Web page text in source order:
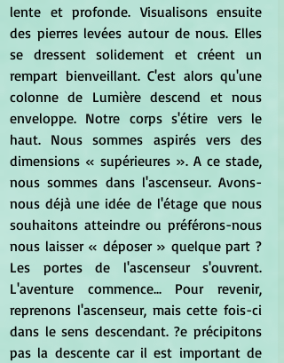
lente et profonde. Visualisons ensuite
des pierres levées autour de nous. Elles
se dressent solidement et créent un
rempart bienveillant. C'est alors qu'une
colonne de Lumière descend et nous
enveloppe. Notre corps s'étire vers le
haut. Nous sommes aspirés vers des
dimensions « supérieures ». A ce stade,
nous sommes dans l'ascenseur. Avons-
nous déjà une idée de l'étage que nous
souhaitons atteindre ou préférons-nous
nous laisser « déposer » quelque part ?
Les portes de l'ascenseur s'ouvrent.
L'aventure commence... Pour revenir,
reprenons l'ascenseur, mais cette fois-ci
dans le sens descendant. ?e précipitons
pas la descente car il est important de